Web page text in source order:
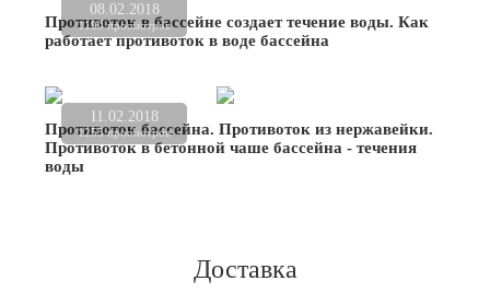
08.02.2018
1190 просмотров
Противоток в бассейне создает течение воды. Как
работает противоток в воде бассейна
11.02.2018
1255 просмотров
Противоток бассейна. Противоток из нержавейки.
Противоток в бетонной чаше бассейна - течения
воды
Доставка